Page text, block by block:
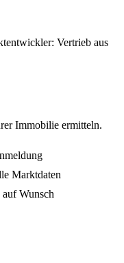
Vertrieb aus
Immobilie ermitteln.
Marktdaten
Wunsch